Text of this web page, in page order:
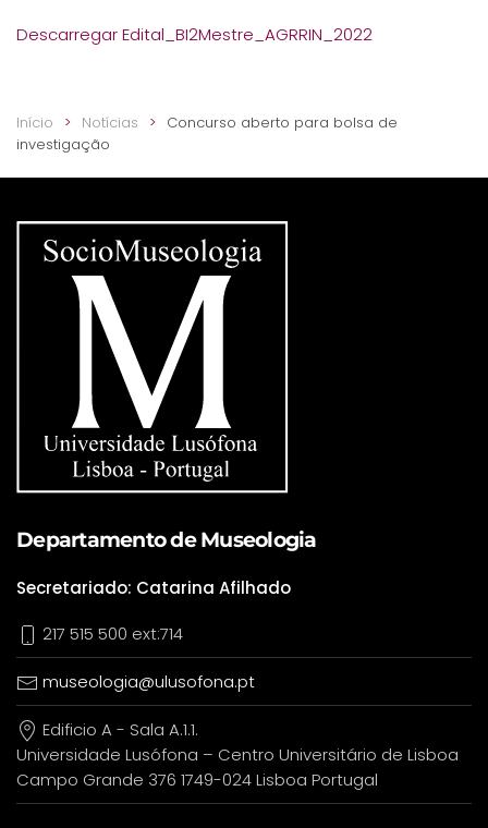
Descarregar Edital_BI2Mestre_AGRRIN_2022
Início Notícias
Concurso aberto para bolsa de
investigação
Departamento de Museologia
Secretariado: Catarina Afilhado
217 515 500 ext:714
museologia@ulusofona.pt
Edificio A - Sala A.1.1.
Universidade Lusófona – Centro Universitário de Lisboa
Campo Grande 376 1749-024 Lisboa Portugal